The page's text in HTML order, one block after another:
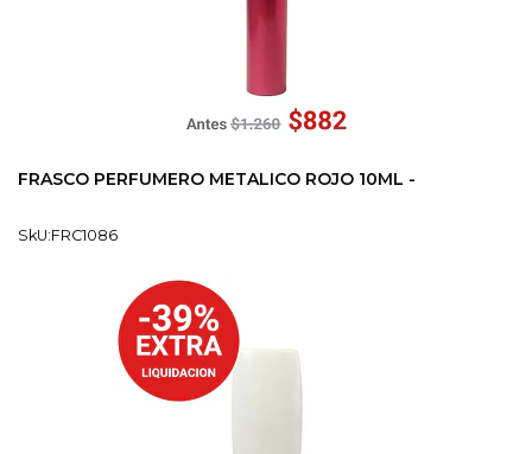
FRASCO PERFUMERO METALICO ROJO 10ML -
SkU:FRC1086